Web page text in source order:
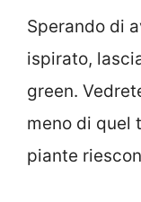
Sperando di
ispirato,
green.
meno di quel
piante